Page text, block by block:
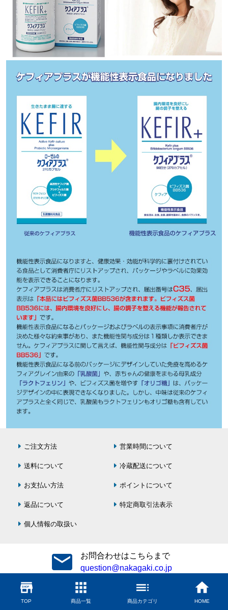
ご注文方法 営業時間について
送料について 冷蔵配送について
お支払い方法 ポイントについて
返品について 特定商取引法表示
個人情報の取扱い
お問合わせはこちらまで
question@nakagaki.co.jp
SHOP
store
TOP
apps
商品一覧
toc
商品カテゴリ
home
HOME